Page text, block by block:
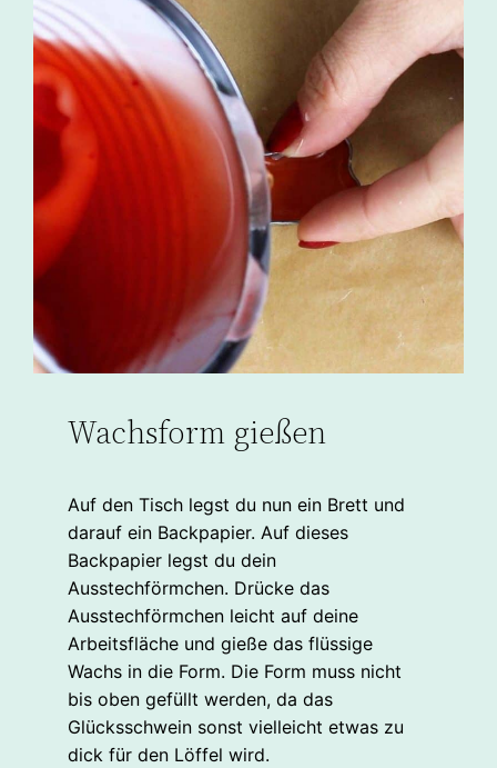
Wachsform gießen
Auf den Tisch legst du nun ein Brett und
darauf ein Backpapier. Auf dieses
Backpapier legst du dein
Ausstechförmchen. Drücke das
Ausstechförmchen leicht auf deine
Arbeitsfläche und gieße das flüssige
Wachs in die Form. Die Form muss nicht
bis oben gefüllt werden, da das
Glücksschwein sonst vielleicht etwas zu
dick für den Löffel wird.